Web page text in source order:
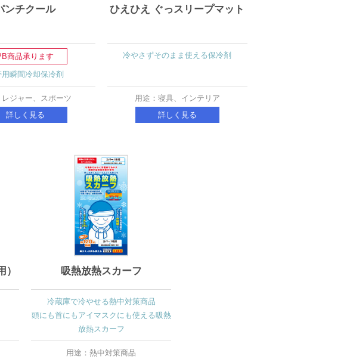
ンチクール
商品承ります
用瞬間冷却保冷剤
レジャー、スポーツ
詳しく見る
ひえひえ ぐっスリープマット
冷やさずそのまま使える保冷剤
用途：寝具、インテリア
詳しく見る
吸熱放熱スカーフ
冷蔵庫で冷やせる熱中対策商品
頭にも首にもアイマスクにも使える吸熱
放熱スカーフ
用途：熱中対策商品